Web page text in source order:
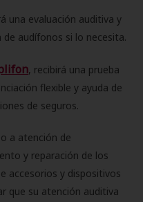
una evaluación auditiva y
audífonos si lo necesita.
, recibirá una prueba
flexible y ayuda de
de seguros.
a atención de
y reparación de los
accesorios y dispositivos
que su atención auditiva